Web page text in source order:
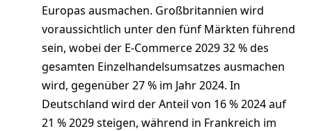
Europas ausmachen. Großbritannien wird
voraussichtlich unter den fünf Märkten führend
sein, wobei der E-Commerce 2029 32 % des
gesamten Einzelhandelsumsatzes ausmachen
wird, gegenüber 27 % im Jahr 2024. In
Deutschland wird der Anteil von 16 % 2024 auf
21 % 2029 steigen, während in Frankreich im